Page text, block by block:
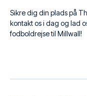
Sikre dig din plads på
kontakt os i dag og lad
fodboldrejse til Millwall!